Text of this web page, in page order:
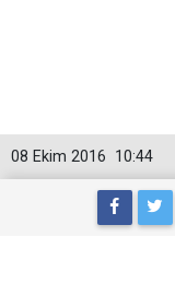
10:44
08 Ekim 2016